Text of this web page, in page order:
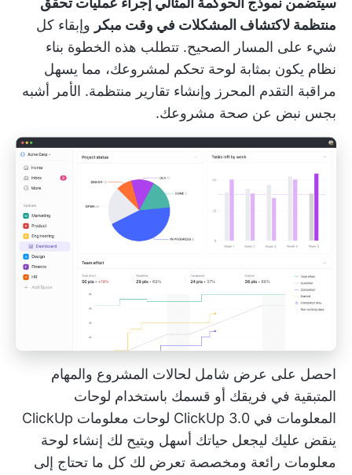
منتظمة لاكتشاف المشكلات في وقت مبكر وإبقاء كل
شيء على المسار الصحيح. تتطلب هذه الخطوة بناء
نظام يكون بمثابة لوحة تحكم لمشروعك، مما يسهل
مراقبة التقدم المحرز وإنشاء تقارير منتظمة. الأمر أشبه
بجس نبض عن صحة مشروعك.
احصل على عرض شامل لحالات المشروع والمهام
المتبقية في فريقك أو قسمك باستخدام لوحات
المعلومات في ClickUp 3.0
لوحات معلومات ClickUp
ينقض عليك ليجعل حياتك أسهل ويتيح لك إنشاء لوحة
معلومات رائعة ومخصصة تعرض لك كل ما تحتاج إلى